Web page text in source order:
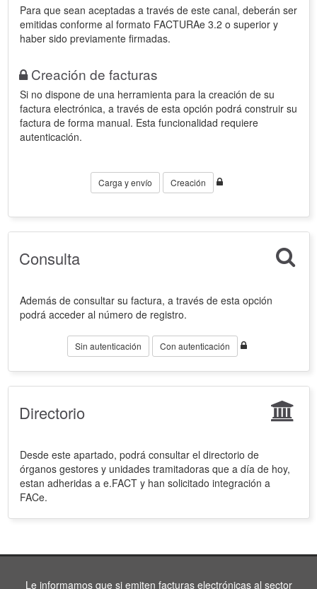
Para que sean aceptadas a través de este canal, deberán ser
emitidas conforme al formato FACTURAe 3.2 o superior y
haber sido previamente firmadas.
Creación de facturas
Si no dispone de una herramienta para la creación de su
factura electrónica, a través de esta opción podrá construir su
factura de forma manual. Esta funcionalidad requiere
autenticación.
Carga y envío Creación
Consulta
Además de consultar su factura, a través de esta opción
podrá acceder al número de registro.
Sin autenticación Con autenticación
Directorio
Desde este apartado, podrá consultar el directorio de
órganos gestores y unidades tramitadoras que a día de hoy,
estan adheridas a e.FACT y han solicitado integración a
FACe.
Le informamos que si emiten facturas electrónicas al sector